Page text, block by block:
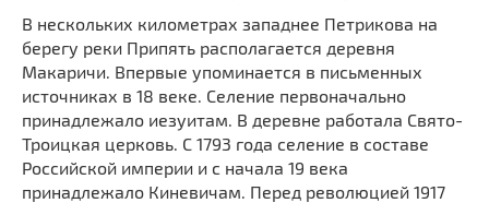
В нескольких километрах западнее Петрикова на
берегу реки Припять располагается деревня
Макаричи. Впервые упоминается в письменных
источниках в 18 веке. Селение первоначально
принадлежало иезуитам. В деревне работала Свято-
Троицкая церковь. С 1793 года селение в составе
Российской империи и с начала 19 века
принадлежало Киневичам. Перед революцией 1917